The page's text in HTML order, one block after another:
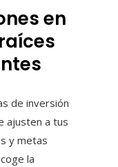
en
de inversión
ajusten a tus
y metas
la